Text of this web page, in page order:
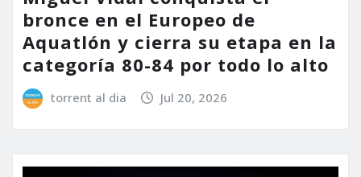
bronce en el Europeo de
Aquatlón y cierra su etapa en la
categoría 80-84 por todo lo alto
torrent al dia Jul 20, 2026